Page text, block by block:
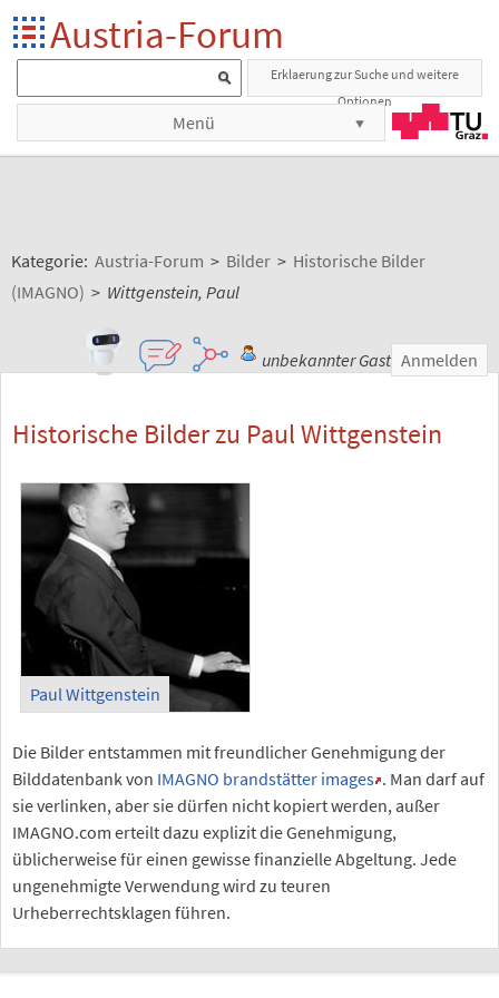
Austria-Forum
Erklaerung zur Suche und weitere
Optionen
Menü
Kategorie: Austria-Forum > Bilder > Historische Bilder
(IMAGNO) > Wittgenstein, Paul
unbekannter Gast Anmelden
Historische Bilder zu Paul Wittgenstein
Paul Wittgenstein
Die Bilder entstammen mit freundlicher Genehmigung der
Bilddatenbank von IMAGNO brandstätter images . Man darf auf
sie verlinken, aber sie dürfen nicht kopiert werden, außer
IMAGNO.com erteilt dazu explizit die Genehmigung,
üblicherweise für einen gewisse finanzielle Abgeltung. Jede
ungenehmigte Verwendung wird zu teuren
Urheberrechtsklagen führen.